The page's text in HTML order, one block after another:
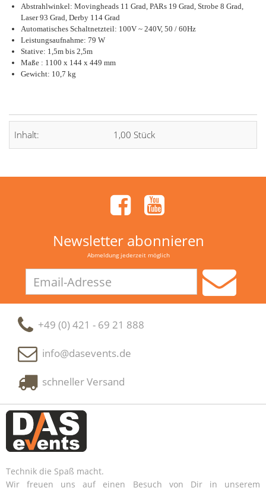
Abstrahlwinkel: Movingheads 11 Grad, PARs 19 Grad, Strobe 8 Grad,
Laser 93 Grad, Derby 114 Grad
Automatisches Schaltnetzteil: 100V ~ 240V, 50 / 60Hz
Leistungsaufnahme: 79 W
Stative: 1,5m bis 2,5m
Maße : 1100 x 144 x 449 mm
Gewicht: 10,7 kg
Inhalt: 1,00 Stück
Newsletter abonnieren
Abmeldung jederzeit möglich
Adresse
+49 (0) 421 - 69 21 888
info@dasevents.de
schneller Versand
Technik die Spaß macht.
Wir freuen uns auf einen Besuch von Dir in unserem